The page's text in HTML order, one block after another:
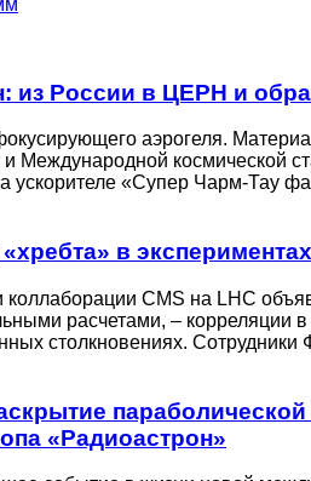
из России в ЦЕРН и
аэрогеля.
космической
ускорителе «Супер Чарм-Тау
в
коллаборации CMS на LHC
расчетами, – корреляции
столкновениях.
параболической
«Радиоастрон»